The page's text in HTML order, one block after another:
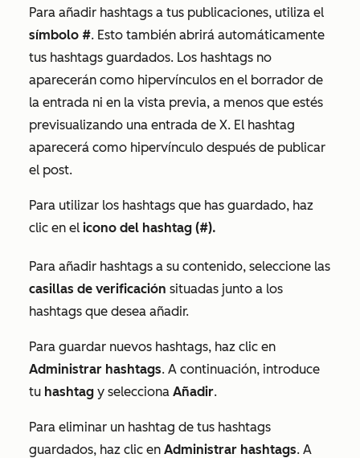
Para añadir hashtags a tus publicaciones, utiliza el
símbolo #. Esto también abrirá automáticamente
tus hashtags guardados. Los hashtags no
aparecerán como hipervínculos en el borrador de
la entrada ni en la vista previa, a menos que estés
previsualizando una entrada de X. El hashtag
aparecerá como hipervínculo después de publicar
el post.
Para utilizar los hashtags que has guardado, haz
clic en el icono del hashtag (#).
Para añadir hashtags a su contenido, seleccione las
casillas de verificación situadas junto a los
hashtags que desea añadir.
Para guardar nuevos hashtags, haz clic en
Administrar hashtags. A continuación, introduce
tu hashtag y selecciona Añadir.
Para eliminar un hashtag de tus hashtags
guardados, haz clic en Administrar hashtags. A